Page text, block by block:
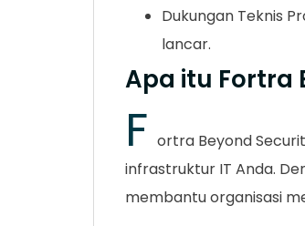
Dukungan Teknis
lancar.
Apa itu Fortra
F ortra Beyond
infrastruktur IT Anda.
membantu organisasi